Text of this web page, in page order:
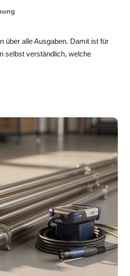
über alle Ausgaben. Damit ist für
selbst verständlich, welche